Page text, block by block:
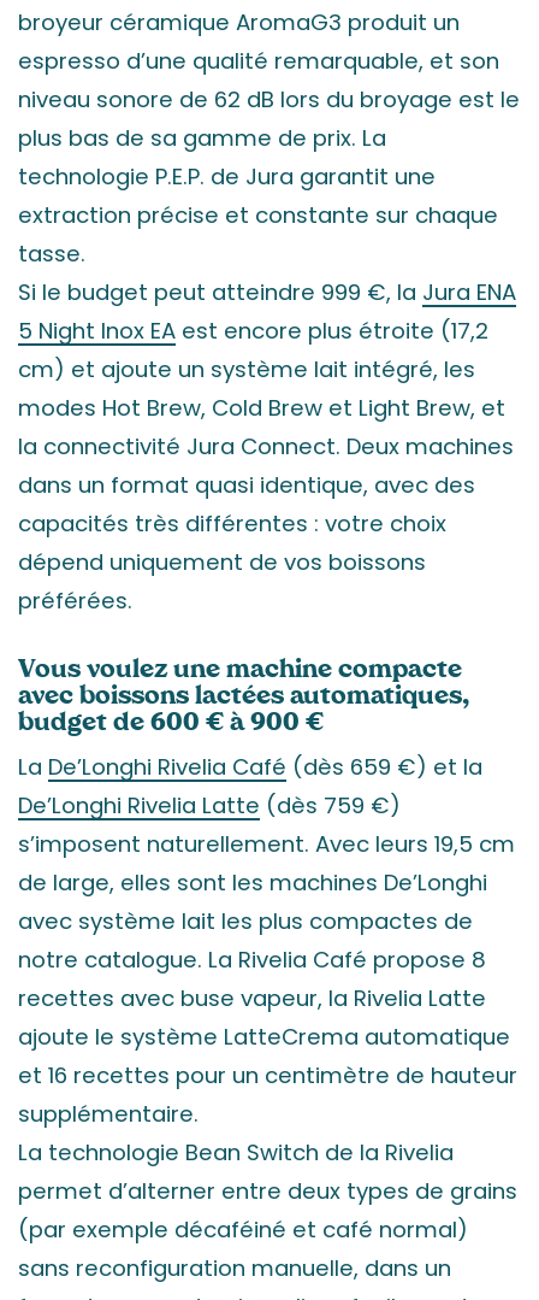
broyeur céramique AromaG3 produit un
espresso d’une qualité remarquable, et son
niveau sonore de 62 dB lors du broyage est le
plus bas de sa gamme de prix. La
technologie P.E.P. de Jura garantit une
extraction précise et constante sur chaque
tasse.
Si le budget peut atteindre 999 €, la Jura ENA
5 Night Inox EA est encore plus étroite (17,2
cm) et ajoute un système lait intégré, les
modes Hot Brew, Cold Brew et Light Brew, et
la connectivité Jura Connect. Deux machines
dans un format quasi identique, avec des
capacités très différentes : votre choix
dépend uniquement de vos boissons
préférées.
Vous voulez une machine compacte
avec boissons lactées automatiques,
budget de 600 € à 900 €
La De’Longhi Rivelia Café (dès 659 €) et la
De’Longhi Rivelia Latte (dès 759 €)
s’imposent naturellement. Avec leurs 19,5 cm
de large, elles sont les machines De’Longhi
avec système lait les plus compactes de
notre catalogue. La Rivelia Café propose 8
recettes avec buse vapeur, la Rivelia Latte
ajoute le système LatteCrema automatique
et 16 recettes pour un centimètre de hauteur
supplémentaire.
La technologie Bean Switch de la Rivelia
permet d’alterner entre deux types de grains
(par exemple décaféiné et café normal)
sans reconfiguration manuelle, dans un